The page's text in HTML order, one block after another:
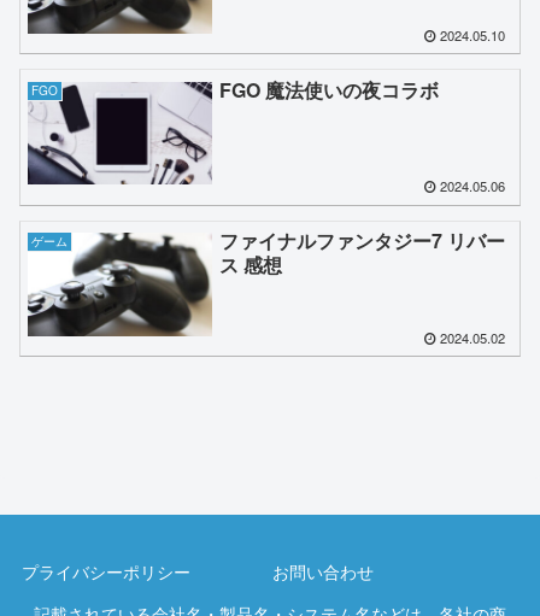
2024.05.10
FGO FGO 魔法使いの夜コラボ
2024.05.06
ゲーム
ファイナルファンタジー7 リバー
ス 感想
2024.05.02
プライバシーポリシー
お問い合わせ